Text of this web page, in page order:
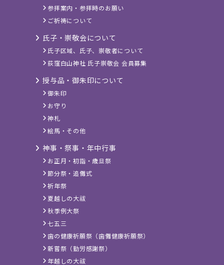
参拝案内・参拝時のお願い
ご祈祷について
氏子・崇敬会について
氏子区域、氏子、崇敬者について
荻窪白山神社 氏子崇敬会 会員募集
授与品・御朱印について
御朱印
お守り
神札
絵馬・その他
神事・祭事・年中行事
お正月・初詣・歳旦祭
節分祭・追儺式
祈年祭
夏越しの大祓
秋季例大祭
七五三
歯の健康祈願祭（歯儺健康祈願祭）
新嘗祭（勤労感謝祭）
年越しの大祓